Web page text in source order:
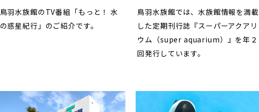
鳥羽水族館のTV番組「もっと！ 水
の惑星紀行」のご紹介です。
鳥羽水族館では、水族館情報を満載
した定期刊行誌『スーパーアクアリ
ウム（super aquarium）』を年２
回発行しています。